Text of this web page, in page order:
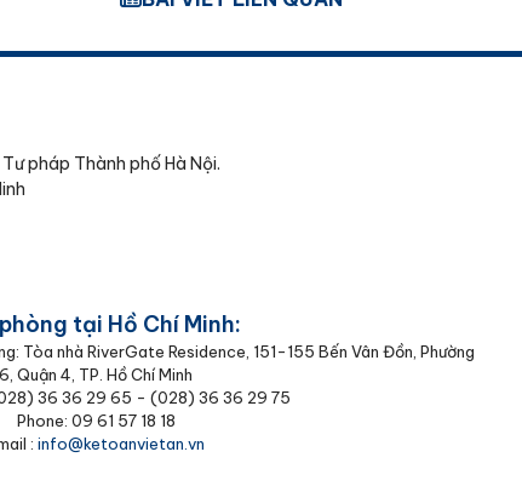
pháp Thành phố Hà Nội.
tại Hồ Chí Minh:
Tòa nhà RiverGate Residence, 151-155 Bến Vân Đồn, Phường
6, Quận 4, TP. Hồ Chí Minh
36 36 29 65‬ - (028) 36 36 29 75‬
Phone: 09 61 57 18 18
: info@ketoanvietan.vn